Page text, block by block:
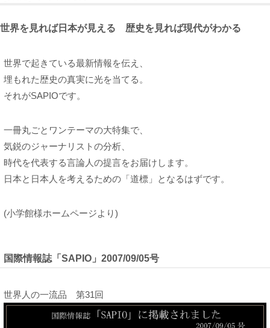
世界を見れば日本が見える 歴史を見れば現代がわかる
世界で起きている最新情報を伝え、
埋もれた歴史の真実に光を当てる。
それがSAPIOです。
一冊丸ごとワンテーマの大特集で、
気鋭のジャーナリストの分析、
時代を代表する言論人の提言をお届けします。
日本と日本人を考えるための「道標」となるはずです。
(小学館様ホームページより)
国際情報誌「SAPIO」2007/09/05号
世界人の一流品 第31回